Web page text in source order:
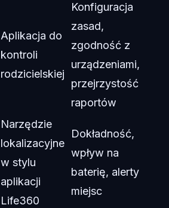
Aplikacja do
kontroli
rodzicielskiej
Konfiguracja
zasad,
zgodność z
urządzeniami,
przejrzystość
raportów
Narzędzie
lokalizacyjne
w stylu
aplikacji
Life360
Dokładność,
wpływ na
baterię, alerty
miejsc